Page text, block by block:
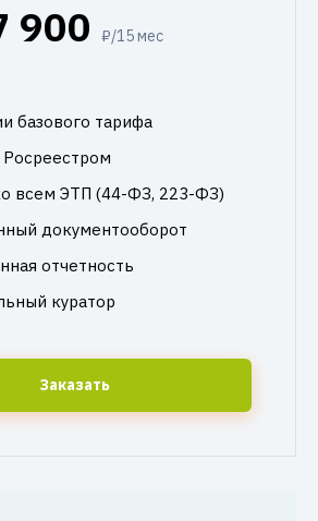
900 ₽/15 мес
базового тарифа
Росреестром
всем ЭТП (44-ФЗ, 223-ФЗ)
документооборот
отчетность
куратор
Заказать